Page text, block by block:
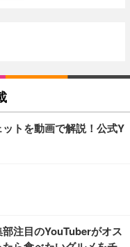
ットを動画で解説！公式Y
部注目のYouTuberがオス